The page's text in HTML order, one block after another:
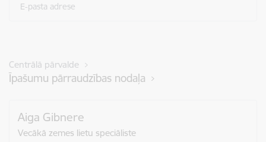
E-pasta adrese
Centrālā pārvalde
Īpašumu pārraudzības nodaļa
Aiga Gibnere
Vecākā zemes lietu speciāliste